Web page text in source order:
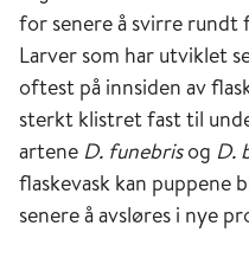
for senere å svirre
Larver som har utviklet
oftest på innsiden av
sterkt klistret fast til
artene D. funebrisog D.
flaskevask kan puppene
senere å avsløres i nye